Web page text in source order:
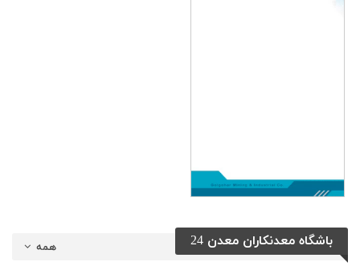
همه باشگاه معدنکاران معدن 24